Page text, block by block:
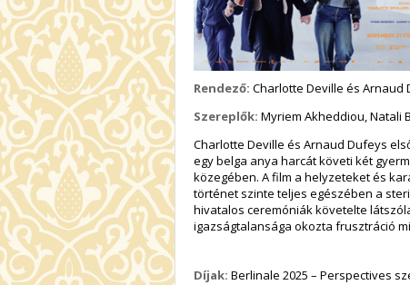
Rendező: Charlotte Deville és Arnaud
Szereplők: Myriem Akheddiou, Natali
Charlotte Deville és Arnaud Dufeys
egy belga anya harcát követi két
közegében. A film a helyzeteket és
történet szinte teljes egészében a
hivatalos ceremóniák követelte
igazságtalansága okozta frusztráció
Díjak: Berlinale 2025 – Perspectives